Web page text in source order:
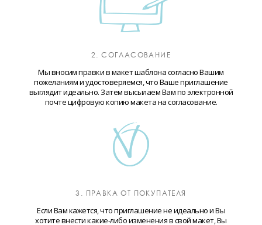
2. СОГЛАСОВАНИЕ
Мы вносим правки в макет шаблона согласно Вашим
пожеланиям и удостоверяемся, что Ваше приглашение
выглядит идеально. Затем высылаем Вам по электронной
почте цифровую копию макета на согласование.
3. ПРАВКА ОТ ПОКУПАТЕЛЯ
Если Вам кажется, что приглашение не идеально и Вы
хотите внести какие-либо изменения в свой макет, Вы